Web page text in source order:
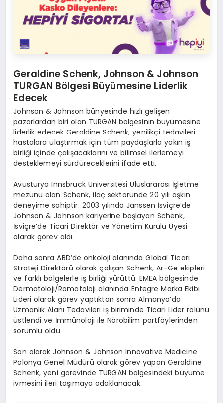
Geraldine Schenk, Johnson & Johnson
TURGAN Bölgesi Büyümesine Liderlik
Edecek
Johnson & Johnson bünyesinde hızlı gelişen
pazarlardan biri olan TURGAN bölgesinin büyümesine
liderlik edecek Geraldine Schenk, yenilikçi tedavileri
hastalara ulaştırmak için tüm paydaşlarla yakın iş
birliği içinde çalışacaklarını ve bilimsel ilerlemeyi
desteklemeyi sürdüreceklerini ifade etti.
Avusturya Innsbruck Üniversitesi Uluslararası İşletme
mezunu olan Schenk, ilaç sektöründe 20 yılı aşkın
deneyime sahiptir. 2003 yılında Janssen İsviçre’de
Johnson & Johnson kariyerine başlayan Schenk,
İsviçre’de Ticari Direktör ve Yönetim Kurulu Üyesi
olarak görev aldı.
Daha sonra ABD’de onkoloji alanında Global Ticari
Strateji Direktörü olarak çalışan Schenk, Ar-Ge ekipleri
ve farklı bölgelerle iş birliği yürüttü. EMEA bölgesinde
Dermatoloji/Romatoloji alanında Entegre Marka Ekibi
Lideri olarak görev yaptıktan sonra Almanya’da
Uzmanlık Alanı Tedavileri iş biriminde Ticari Lider rolünü
üstlendi ve İmmünoloji ile Nörobilim portföylerinden
sorumlu oldu.
Son olarak Johnson & Johnson Innovative Medicine
Polonya Genel Müdürü olarak görev yapan Geraldine
Schenk, yeni görevinde TURGAN bölgesindeki büyüme
ivmesini ileri taşımaya odaklanacak.